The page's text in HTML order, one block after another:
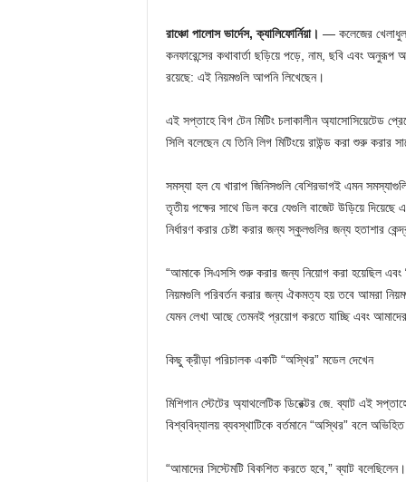
রাঞ্চো পালোস ভার্দেস, ক্যালিফোর্নিয়া। — কলেজের
কনফারেন্সের কথাবার্তা ছড়িয়ে পড়ে, নাম, ছবি এবং অনুরূপ
রয়েছে: এই নিয়মগুলি আপনি লিখেছেন।
এই সপ্তাহে বিগ টেন মিটিং চলাকালীন অ্যাসোসিয়েটেড
সিলি বলেছেন যে তিনি লিগ মিটিংয়ে রাউন্ড করা শুরু করার
সমস্যা হল যে খারাপ জিনিসগুলি বেশিরভাগই এমন
তৃতীয় পক্ষের সাথে ডিল করে যেগুলি বাজেট উড়িয়ে দিয়েছে
নির্ধারণ করার চেষ্টা করার জন্য স্কুলগুলির জন্য হতাশার
“আমাকে সিএসসি শুরু করার জন্য নিয়োগ করা হয়েছিল এবং
নিয়মগুলি পরিবর্তন করার জন্য ঐকমত্য হয় তবে আমরা
যেমন লেখা আছে তেমনই প্রয়োগ করতে যাচ্ছি এবং
কিছু ক্রীড়া পরিচালক একটি “অস্থির” মডেল দেখেন
মিশিগান স্টেটের অ্যাথলেটিক ডিরেক্টর জে. ব্যাট এই
বিশ্ববিদ্যালয় ব্যবস্থাটিকে বর্তমানে “অস্থির” বলে
“আমাদের সিস্টেমটি বিকশিত করতে হবে,” ব্যাট